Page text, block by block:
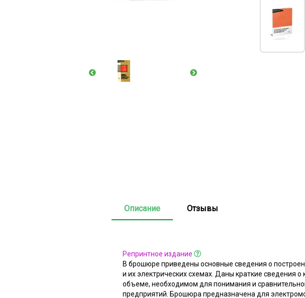
Описание Отзывы
Репринтное издание
В брошюре приведены основные сведения о
и их электрических схемах. Даны краткие сведения
объеме, необходимом для понимания и
предприятий. Брошюра предназначена для